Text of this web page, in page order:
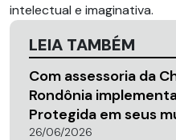
intelectual e imaginativa.
LEIA TAMBÉM
Com assessoria da
Rondônia
Protegida em seus
26/06/2026